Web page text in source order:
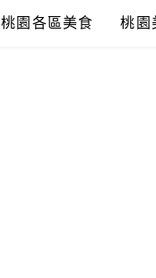
桃園各區美食 桃園